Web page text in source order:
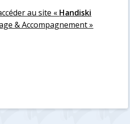
au site « Handiski
& Accompagnement »